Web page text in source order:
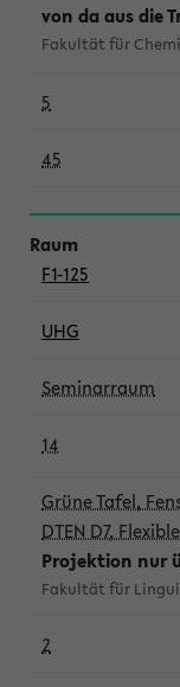
von da aus die
Fakultät für
5
45
F1-125
UHG
Seminarraum
14
Grüne Tafel,
DTEN D7,
Projektion nur
Fakultät für
2